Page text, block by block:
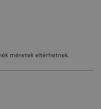
méretek eltérhetnek.